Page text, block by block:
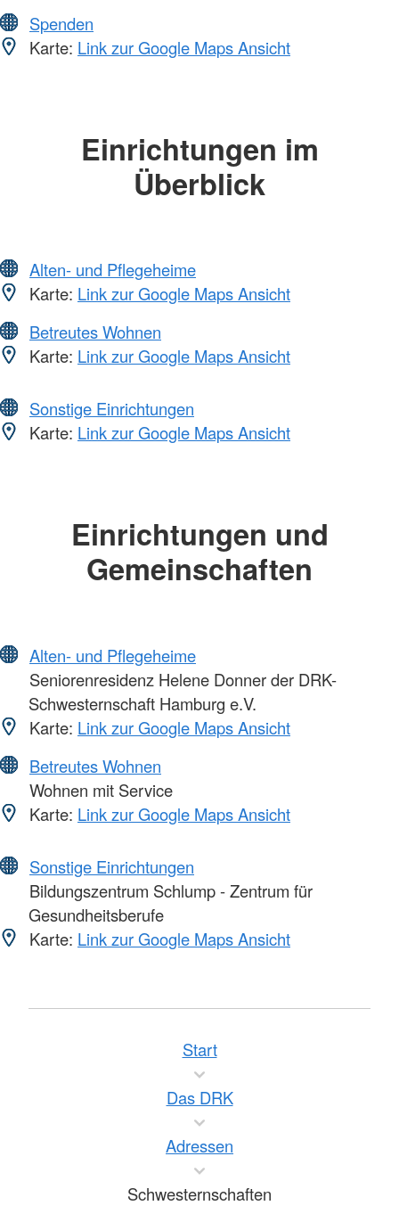
Spenden
Karte: Link zur Google Maps Ansicht
Einrichtungen im
Überblick
Alten- und Pflegeheime
Karte: Link zur Google Maps Ansicht
Betreutes Wohnen
Karte: Link zur Google Maps Ansicht
Sonstige Einrichtungen
Karte: Link zur Google Maps Ansicht
Einrichtungen und
Gemeinschaften
Alten- und Pflegeheime
Seniorenresidenz Helene Donner der DRK-
Schwesternschaft Hamburg e.V.
Karte: Link zur Google Maps Ansicht
Betreutes Wohnen
Wohnen mit Service
Karte: Link zur Google Maps Ansicht
Sonstige Einrichtungen
Bildungszentrum Schlump - Zentrum für
Gesundheitsberufe
Karte: Link zur Google Maps Ansicht
Start
Das DRK
Adressen
Schwesternschaften